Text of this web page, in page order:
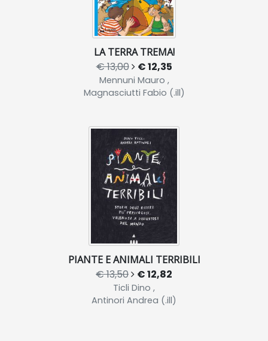
LA TERRA TREMA!
€ 13,00 € 12,35
Mennuni Mauro ,
Magnasciutti Fabio (.ill)
PIANTE E ANIMALI TERRIBILI
€ 13,50 € 12,82
Ticli Dino ,
Antinori Andrea (.ill)